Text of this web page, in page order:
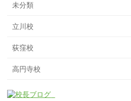
未分類
立川校
荻窪校
高円寺校